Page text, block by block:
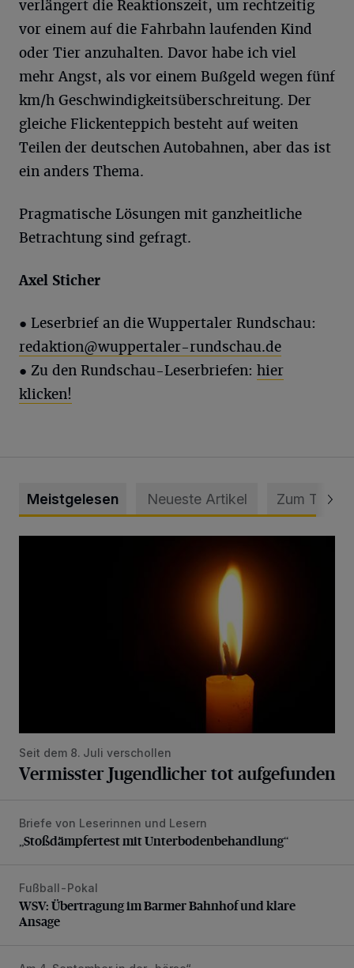
verlängert die Reaktionszeit, um rechtzeitig
vor einem auf die Fahrbahn laufenden Kind
oder Tier anzuhalten. Davor habe ich viel
mehr Angst, als vor einem Bußgeld wegen fünf
km/h Geschwindigkeitsüberschreitung. Der
gleiche Flickenteppich besteht auf weiten
Teilen der deutschen Autobahnen, aber das ist
ein anders Thema.
Pragmatische Lösungen mit ganzheitliche
Betrachtung sind gefragt.
Axel Sticher
● Leserbrief an die Wuppertaler Rundschau:
redaktion@wuppertaler-rundschau.de
● Zu den Rundschau-Leserbriefen: hier
klicken!
Meistgelesen Neueste Artikel Zum Thema
Seit dem 8. Juli verschollen
Vermisster Jugendlicher tot aufgefunden
„Stoßdämpfertest mit Unterbodenbehandlung“
Briefe von Leserinnen und Lesern
„Stoßdämpfertest mit Unterbodenbehandlung“
WSV: Übertragung im Barmer Bahnhof und klare Ansage
Fußball-Pokal
WSV: Übertragung im Barmer Bahnhof und klare
Ansage